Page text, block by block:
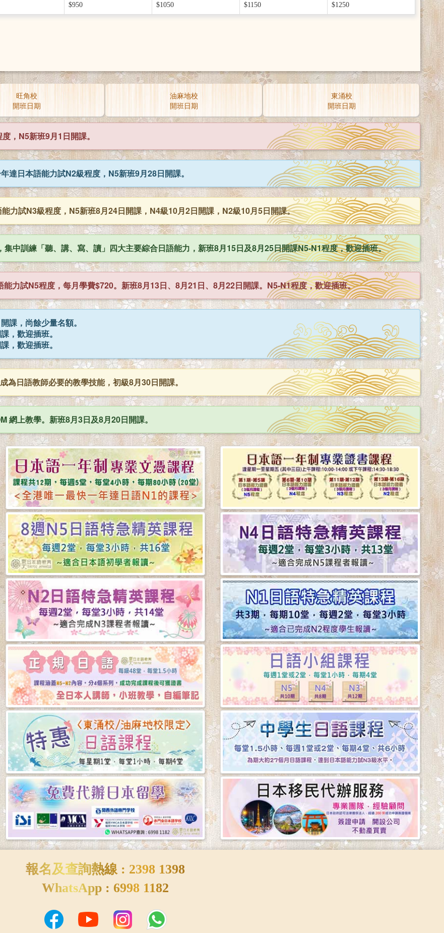
$950 $1050 $1150 $1250
旺角校
開班日期
油麻地校
開班日期
東涌校
開班日期
，N5新班9月1日開課。
達日本語能力試N2級程度，N5新班9月28日開課。
力試N3級程度，N5新班8月24日開課，N4級10月2日開課，N2級10月5日開課。
集中訓練「聽、講、寫、讀」四大主要綜合日語能力，新班8月15日及8月25日開課N5-N1程度，歡迎插班。
能力試N5程度，每月學費$720。新班8月13日、8月21日、8月22日開課。N5-N1程度，歡迎插班。
課，尚餘少量名額。
，歡迎插班。
，歡迎插班。
為日語教師必要的教學技能，初級8月30日開課。
網上教學。新班8月3日及8月20日開課。
報名及查詢熱線 : 2398 1398
WhatsApp : 6998 1182